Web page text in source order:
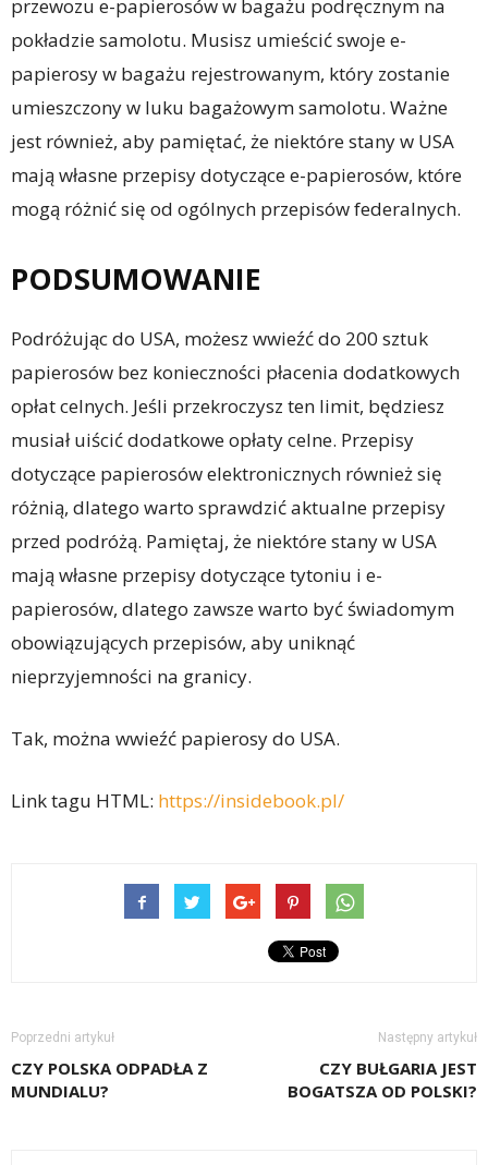
przewozu e-papierosów w bagażu podręcznym na
pokładzie samolotu. Musisz umieścić swoje e-
papierosy w bagażu rejestrowanym, który zostanie
umieszczony w luku bagażowym samolotu. Ważne
jest również, aby pamiętać, że niektóre stany w USA
mają własne przepisy dotyczące e-papierosów, które
mogą różnić się od ogólnych przepisów federalnych.
PODSUMOWANIE
Podróżując do USA, możesz wwieźć do 200 sztuk
papierosów bez konieczności płacenia dodatkowych
opłat celnych. Jeśli przekroczysz ten limit, będziesz
musiał uiścić dodatkowe opłaty celne. Przepisy
dotyczące papierosów elektronicznych również się
różnią, dlatego warto sprawdzić aktualne przepisy
przed podróżą. Pamiętaj, że niektóre stany w USA
mają własne przepisy dotyczące tytoniu i e-
papierosów, dlatego zawsze warto być świadomym
obowiązujących przepisów, aby uniknąć
nieprzyjemności na granicy.
Tak, można wwieźć papierosy do USA.
Link tagu HTML: https://insidebook.pl/
Poprzedni artykuł
CZY POLSKA ODPADŁA Z
MUNDIALU?
Następny artykuł
CZY BUŁGARIA JEST
BOGATSZA OD POLSKI?